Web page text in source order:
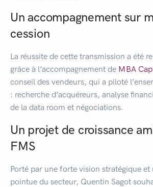
Un accompagnement sur
cession
La réussite de cette transmission a été
grâce à l’accompagnement de MBA
conseil des vendeurs, qui a piloté
: recherche d’acquéreurs, analyse
de la data room et négociations.
Un projet de croissance
FMS
Porté par une forte vision stratégique et
pointue du secteur, Quentin Sagot